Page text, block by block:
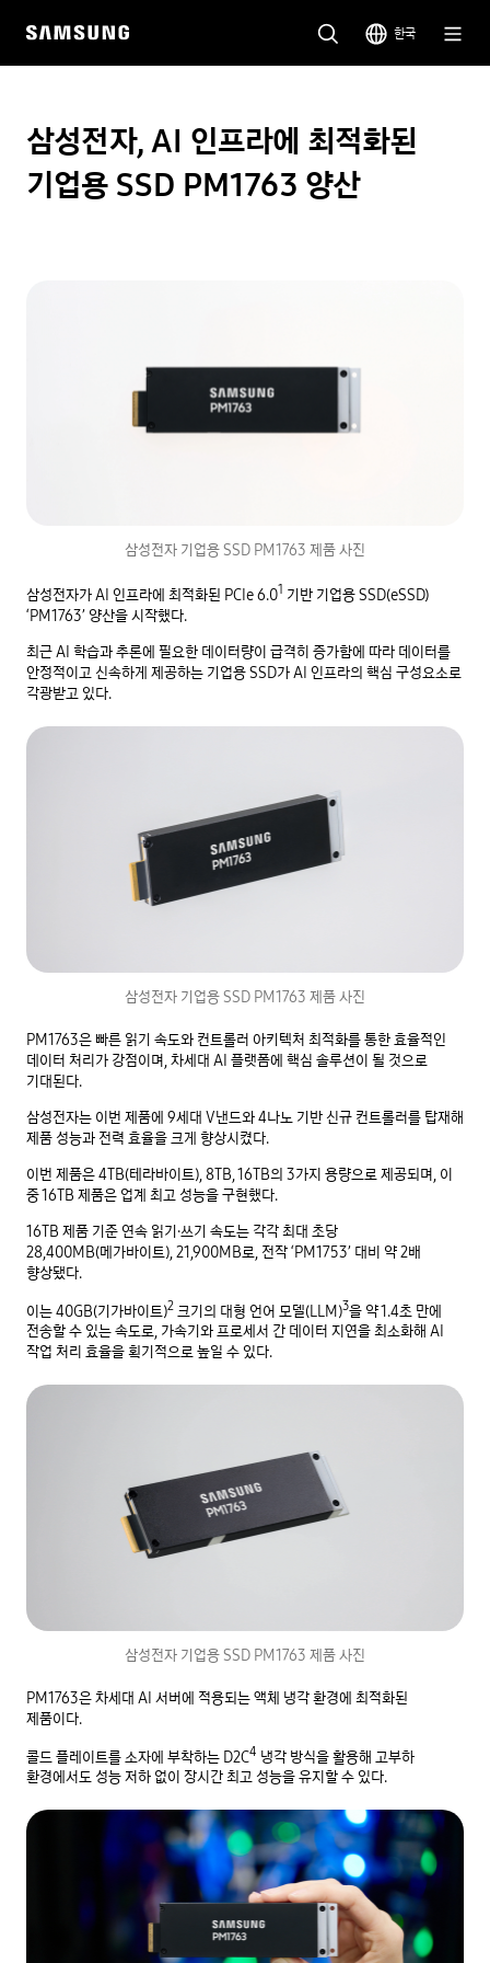
한국
삼성전자, AI 인프라에 최적화된
기업용 SSD PM1763 양산
삼성전자 기업용 SSD PM1763 제품 사진
삼성전자가 AI 인프라에 최적화된 PCIe 6.01 기반 기업용 SSD(eSSD)
‘PM1763’ 양산을 시작했다.
최근 AI 학습과 추론에 필요한 데이터량이 급격히 증가함에 따라 데이터를
안정적이고 신속하게 제공하는 기업용 SSD가 AI 인프라의 핵심 구성요소로
각광받고 있다.
삼성전자 기업용 SSD PM1763 제품 사진
PM1763은 빠른 읽기 속도와 컨트롤러 아키텍처 최적화를 통한 효율적인
데이터 처리가 강점이며, 차세대 AI 플랫폼에 핵심 솔루션이 될 것으로
기대된다.
삼성전자는 이번 제품에 9세대 V낸드와 4나노 기반 신규 컨트롤러를 탑재해
제품 성능과 전력 효율을 크게 향상시켰다.
이번 제품은 4TB(테라바이트), 8TB, 16TB의 3가지 용량으로 제공되며, 이
중 16TB 제품은 업계 최고 성능을 구현했다.
16TB 제품 기준 연속 읽기·쓰기 속도는 각각 최대 초당
28,400MB(메가바이트), 21,900MB로, 전작 ‘PM1753’ 대비 약 2배
향상됐다.
이는 40GB(기가바이트)2크기의 대형 언어 모델(LLM)3을 약 1.4초 만에
전송할 수 있는 속도로, 가속기와 프로세서 간 데이터 지연을 최소화해 AI
작업 처리 효율을 획기적으로 높일 수 있다.
삼성전자 기업용 SSD PM1763 제품 사진
PM1763은 차세대 AI 서버에 적용되는 액체 냉각 환경에 최적화된
제품이다.
콜드 플레이트를 소자에 부착하는 D2C4 냉각 방식을 활용해 고부하
환경에서도 성능 저하 없이 장시간 최고 성능을 유지할 수 있다.